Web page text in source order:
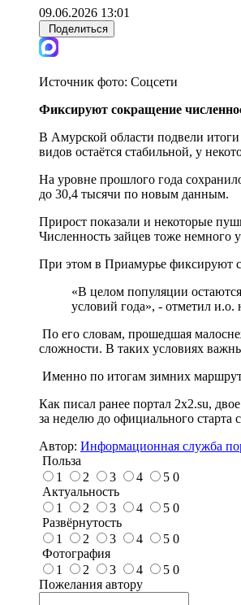
09.06.2026 13:01
Поделиться
Источник фото: Соцсети
Фиксируют сокращение
В Амурской области подвели
видов остаётся стабильной, у
На уровне прошлого года
до 30,4 тысячи по новым данным.
Прирост показали и некоторые
Численность зайцев тоже немного
При этом в Приамурье фиксируют
«В целом популяции
условий года», - отметил
По его словам, прошедшая
сложности. В таких условиях
Именно по итогам зимних
Как писал ранее портал 2х2.su,
за неделю до официального старта
Автор: Информационная служба
Польза
1
2 3 4 5 0
Актуальность
1
2 3 4 5 0
Развёрнутость
1
2 3 4 5 0
Фотография
1
2 3 4 5 0
Пожелания автору